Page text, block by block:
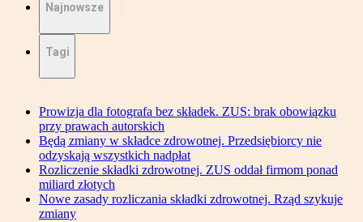
Najnowsze
Tagi
Prowizja dla fotografa bez składek. ZUS: brak obowiązku
przy prawach autorskich
Będą zmiany w składce zdrowotnej. Przedsiębiorcy nie
odzyskają wszystkich nadpłat
Rozliczenie składki zdrowotnej. ZUS oddał firmom ponad
miliard złotych
Nowe zasady rozliczania składki zdrowotnej. Rząd szykuje
zmiany